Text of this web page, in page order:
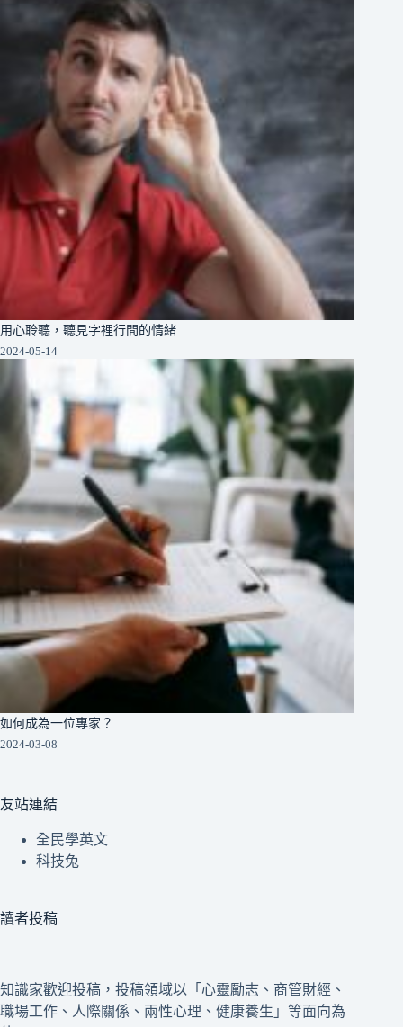
用心聆聽，聽見字裡行間的情緒
2024-05-14
如何成為一位專家？
2024-03-08
友站連結
全民學英文
科技兔
讀者投稿
知識家歡迎投稿，投稿領域以「心靈勵志、商管財經、
職場工作、人際關係、兩性心理、健康養生」等面向為